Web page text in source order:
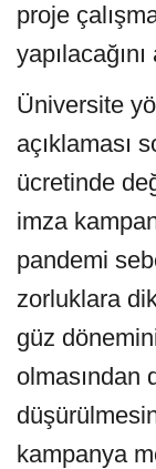
proje
yapılacağını
Üniversite
açıklaması
ücretinde
imza
pandemi
zorluklara
güz
olmasından
kampanya